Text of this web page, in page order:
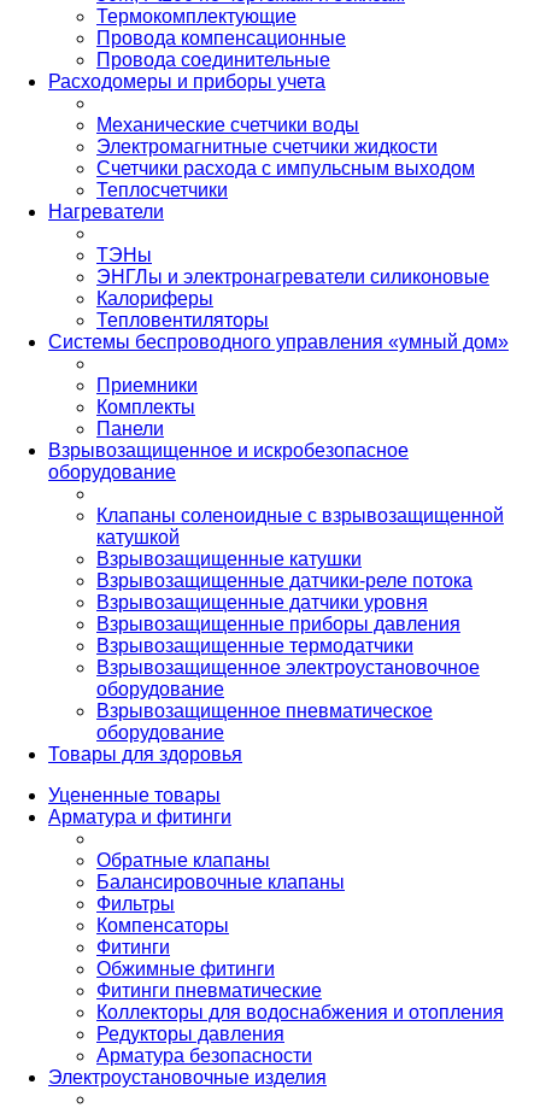
Термокомплектующие
Провода компенсационные
Провода соединительные
Расходомеры и приборы учета
Механические счетчики воды
Электромагнитные счетчики жидкости
Счетчики расхода с импульсным выходом
Теплосчетчики
Нагреватели
ТЭНы
ЭНГЛы и электронагреватели силиконовые
Калориферы
Тепловентиляторы
Системы беспроводного управления «умный дом»
Приемники
Комплекты
Панели
Взрывозащищенное и искробезопасное
оборудование
Клапаны соленоидные с взрывозащищенной
катушкой
Взрывозащищенные катушки
Взрывозащищенные датчики-реле потока
Взрывозащищенные датчики уровня
Взрывозащищенные приборы давления
Взрывозащищенные термодатчики
Взрывозащищенное электроустановочное
оборудование
Взрывозащищенное пневматическое
оборудование
Товары для здоровья
Уцененные товары
Арматура и фитинги
Обратные клапаны
Балансировочные клапаны
Фильтры
Компенсаторы
Фитинги
Обжимные фитинги
Фитинги пневматические
Коллекторы для водоснабжения и отопления
Редукторы давления
Арматура безопасности
Электроустановочные изделия